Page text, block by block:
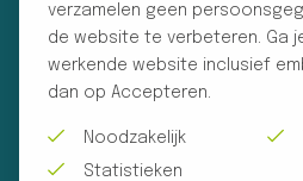
Behandelingen
Contact
verzamelen geen
de website te verbeteren. Ga
werkende website inclusief
dan op Accepteren.
Noodzakelijk
Statistieken